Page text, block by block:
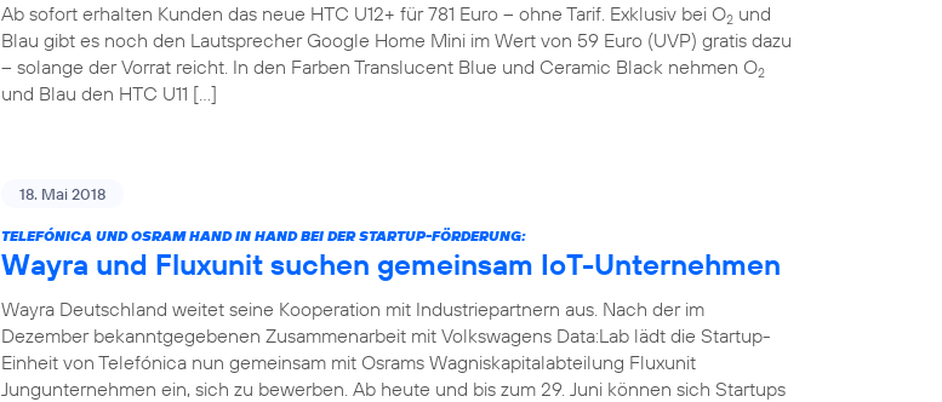
Ab sofort erhalten Kunden das neue HTC U12+ für 781 Euro – ohne Tarif. Exklusiv bei O2 und
Blau gibt es noch den Lautsprecher Google Home Mini im Wert von 59 Euro (UVP) gratis dazu
– solange der Vorrat reicht. In den Farben Translucent Blue und Ceramic Black nehmen O2
und Blau den HTC U11 […]
18. Mai 2018
TELEFÓNICA UND OSRAM HAND IN HAND BEI DER STARTUP-FÖRDERUNG:
Wayra und Fluxunit suchen gemeinsam IoT-Unternehmen
Wayra Deutschland weitet seine Kooperation mit Industriepartnern aus. Nach der im
Dezember bekanntgegebenen Zusammenarbeit mit Volkswagens Data:Lab lädt die Startup-
Einheit von Telefónica nun gemeinsam mit Osrams Wagniskapitalabteilung Fluxunit
Jungunternehmen ein, sich zu bewerben. Ab heute und bis zum 29. Juni können sich Startups